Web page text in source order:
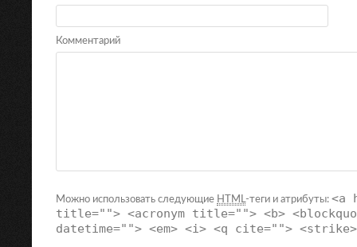
Комментарий
Можно использовать следующие HTML-теги и атрибуты: <a
title=""> <acronym title=""> <b>
datetime=""> <em> <i> <q cite="">